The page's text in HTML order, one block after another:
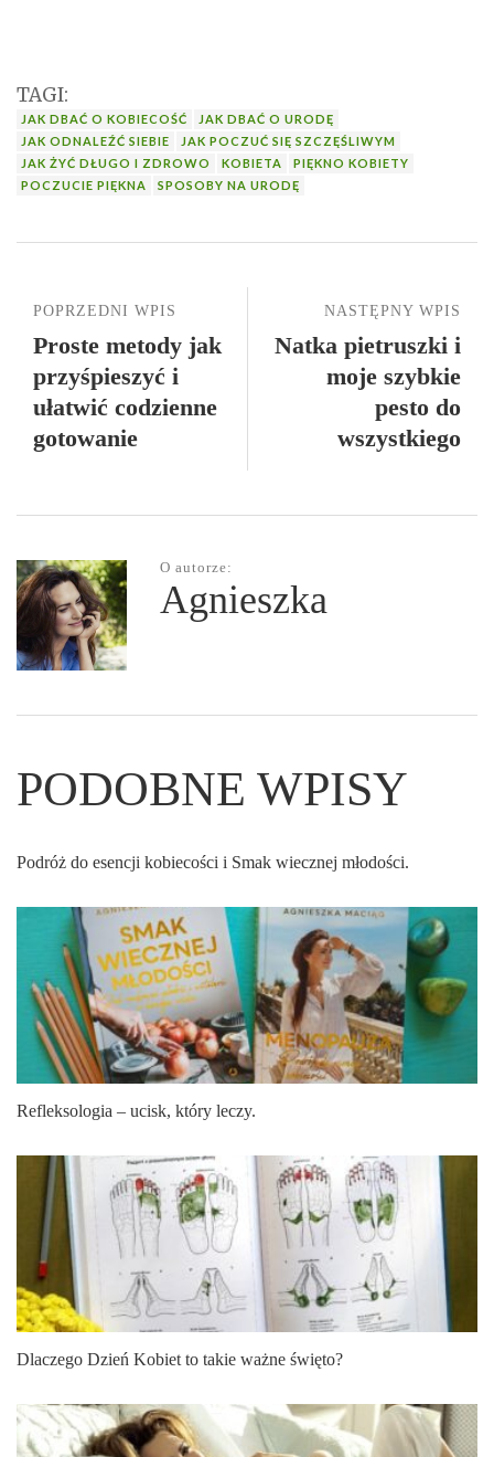
TAGI:
JAK DBAĆ O KOBIECOŚĆ
JAK DBAĆ O URODĘ
JAK ODNALEŹĆ SIEBIE
JAK POCZUĆ SIĘ SZCZĘŚLIWYM
JAK ŻYĆ DŁUGO I ZDROWO
KOBIETA
PIĘKNO KOBIETY
POCZUCIE PIĘKNA
SPOSOBY NA URODĘ
NASTĘPNY WPIS
Natka pietruszki i
moje szybkie
pesto do
wszystkiego
POPRZEDNI WPIS
Proste metody jak
przyśpieszyć i
ułatwić codzienne
gotowanie
O autorze:
Agnieszka
PODOBNE WPISY
Podróż do esencji kobiecości i Smak wiecznej młodości.
Refleksologia – ucisk, który leczy.
Dlaczego Dzień Kobiet to takie ważne święto?